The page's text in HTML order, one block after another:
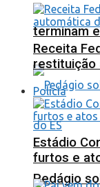
terminam
Pedágio
Receita
restituição
Polícia
Estádio
furtos e